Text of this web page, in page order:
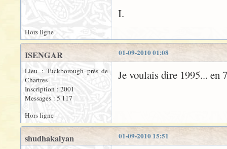
I.
Hors ligne
01-09-2010 01:08
ISENGAR
Lieu : Tuckborough près de
Chartres
Inscription : 2001
Messages : 5 117
Je voulais dire 1995... en
Hors ligne
01-09-2010 15:51
shudhakalyan